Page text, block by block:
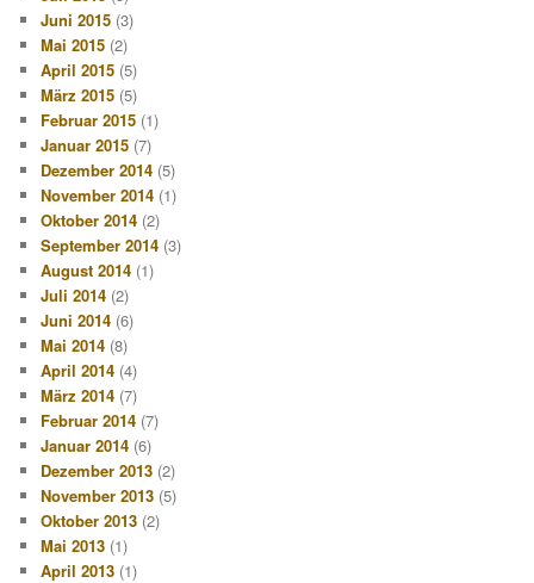
Juni 2015 (3)
Mai 2015 (2)
April 2015 (5)
März 2015 (5)
Februar 2015 (1)
Januar 2015 (7)
Dezember 2014 (5)
November 2014 (1)
Oktober 2014 (2)
September 2014 (3)
August 2014 (1)
Juli 2014 (2)
Juni 2014 (6)
Mai 2014 (8)
April 2014 (4)
März 2014 (7)
Februar 2014 (7)
Januar 2014 (6)
Dezember 2013 (2)
November 2013 (5)
Oktober 2013 (2)
Mai 2013 (1)
April 2013 (1)